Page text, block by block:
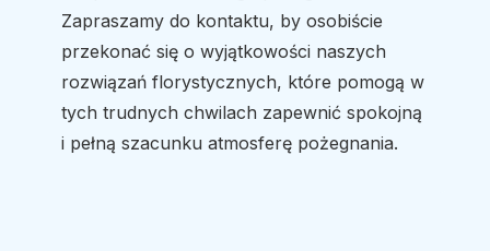
Zapraszamy do kontaktu, by osobiście
przekonać się o wyjątkowości naszych
rozwiązań florystycznych, które pomogą w
tych trudnych chwilach zapewnić spokojną
i pełną szacunku atmosferę pożegnania.